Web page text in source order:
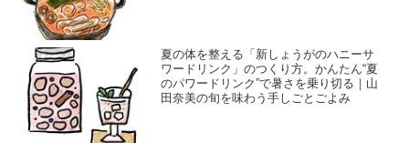
夏の体を整える「新しょうがのハニーサ
ワードリンク」のつくり方。かんたん“夏
のパワードリンク”で暑さを乗り切る｜山
田奈美の旬を味わう手しごとごよみ